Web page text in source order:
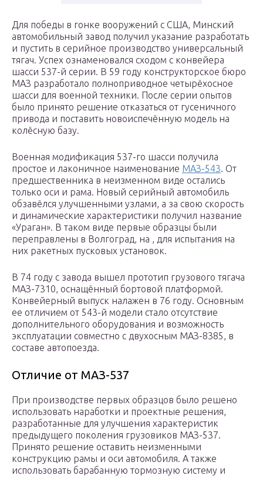
Для победы в гонке вооружений с США, Минский
автомобильный завод получил указание разработать
и пустить в серийное производство универсальный
тягач. Успех ознаменовался сходом с конвейера
шасси 537-й серии. В 59 году конструкторское бюро
МАЗ разработало полноприводное четырёхосное
шасси для военной техники. После серии опытов
было принято решение отказаться от гусеничного
привода и поставить новоиспечённую модель на
колёсную базу.
Военная модификация 537-го шасси получила
простое и лаконичное наименование МАЗ-543. От
предшественника в неизменном виде остались
только оси и рама. Новый серийный автомобиль
обзавёлся улучшенными узлами, а за свою скорость
и динамические характеристики получил название
«Ураган». В таком виде первые образцы были
переправлены в Волгоград, на , для испытания на
них ракетных пусковых установок.
В 74 году с завода вышел прототип грузового тягача
МАЗ-7310, оснащённый бортовой платформой.
Конвейерный выпуск налажен в 76 году. Основным
ее отличием от 543-й модели стало отсутствие
дополнительного оборудования и возможность
эксплуатации совместно с двухосным МАЗ-8385, в
составе автопоезда.
Отличие от МАЗ-537
При производстве первых образцов было решено
использовать наработки и проектные решения,
разработанные для улучшения характеристик
предыдущего поколения грузовиков МАЗ-537.
Принято решение оставить неизменными
конструкцию рамы и оси автомобиля. А также
использовать барабанную тормозную систему и